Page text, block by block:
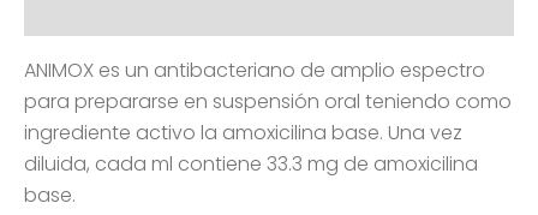
ANIMOX es un antibacteriano de amplio espectro
para prepararse en suspensión oral teniendo como
ingrediente activo la amoxicilina base. Una vez
diluida, cada ml contiene 33.3 mg de amoxicilina
base.